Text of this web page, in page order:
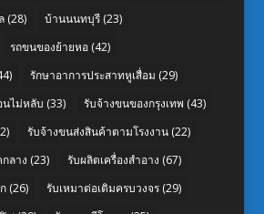
(28) บ้านนนทบุรี(23)
รถขนของย้ายหอ(42)
รักษาอาการประสาทหูเสื่อม (29)
นไม่หลับ (33) รับจ้างขนของกรุงเทพ (43)
รับจ้างขนส่งสินค้าตามโรงงาน(22)
ลาง (23) รับผลิตเครื่องสำอาง (67)
(26) รับเหมาต่อเติมครบวงจร(29)